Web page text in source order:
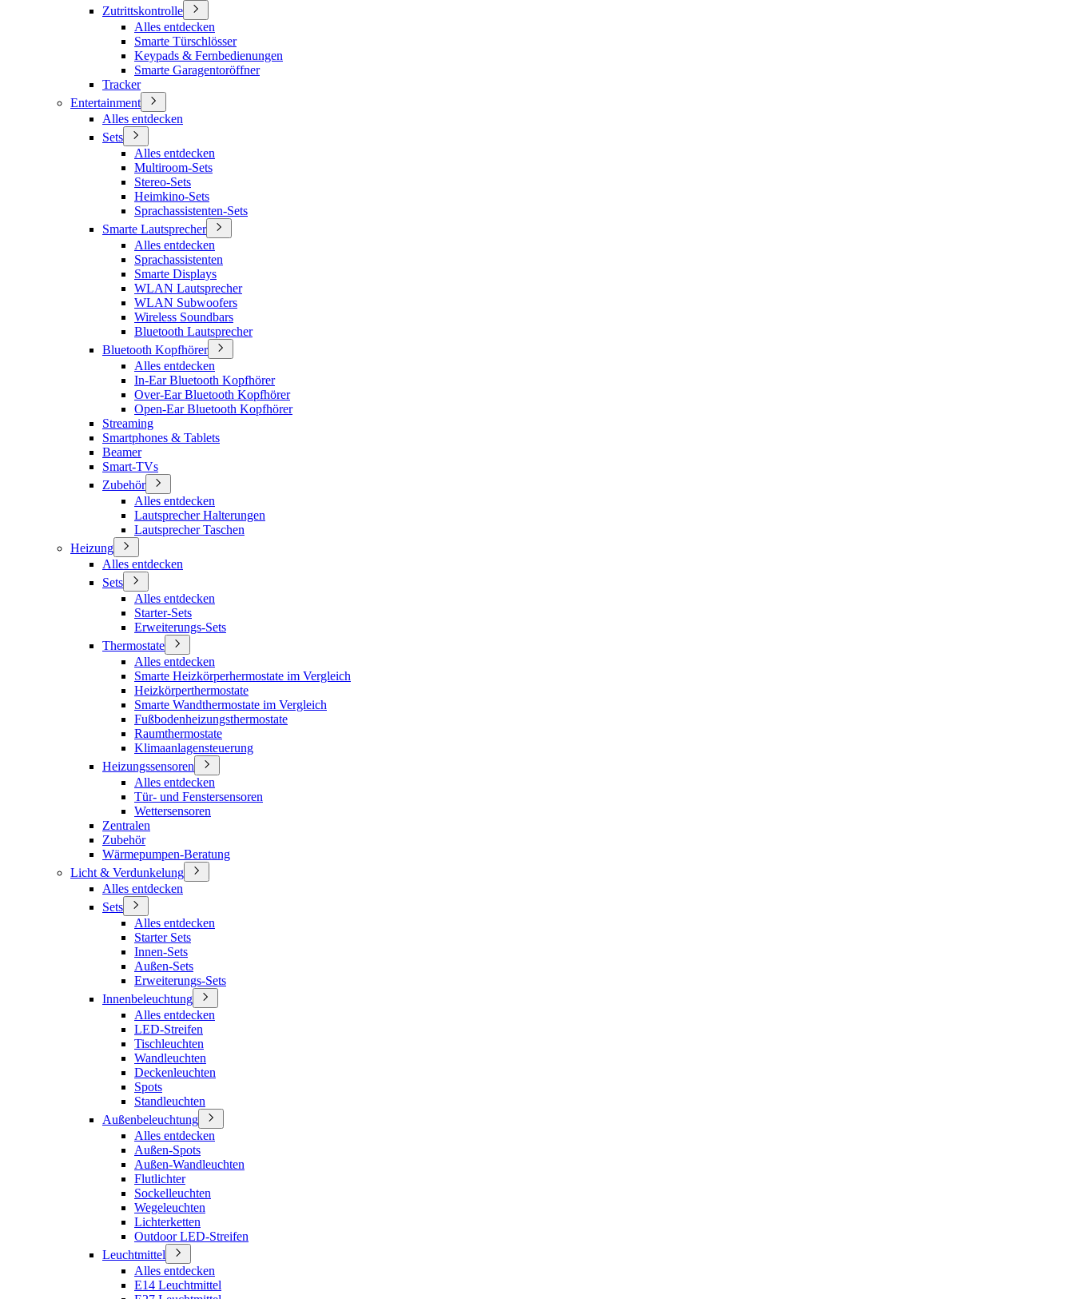
Zutrittskontrolle
Alles entdecken
Smarte Türschlösser
Keypads & Fernbedienungen
Smarte Garagentoröffner
Tracker
Entertainment
Alles entdecken
Sets
Alles entdecken
Multiroom-Sets
Stereo-Sets
Heimkino-Sets
Sprachassistenten-Sets
Smarte Lautsprecher
Alles entdecken
Sprachassistenten
Smarte Displays
WLAN Lautsprecher
WLAN Subwoofers
Wireless Soundbars
Bluetooth Lautsprecher
Bluetooth Kopfhörer
Alles entdecken
In-Ear Bluetooth Kopfhörer
Over-Ear Bluetooth Kopfhörer
Open-Ear Bluetooth Kopfhörer
Streaming
Smartphones & Tablets
Beamer
Smart-TVs
Zubehör
Alles entdecken
Lautsprecher Halterungen
Lautsprecher Taschen
Heizung
Alles entdecken
Sets
Alles entdecken
Starter-Sets
Erweiterungs-Sets
Thermostate
Alles entdecken
Smarte Heizkörperhermostate im Vergleich
Heizkörperthermostate
Smarte Wandthermostate im Vergleich
Fußbodenheizungsthermostate
Raumthermostate
Klimaanlagensteuerung
Heizungssensoren
Alles entdecken
Tür- und Fenstersensoren
Wettersensoren
Zentralen
Zubehör
Wärmepumpen-Beratung
Licht & Verdunkelung
Alles entdecken
Sets
Alles entdecken
Starter Sets
Innen-Sets
Außen-Sets
Erweiterungs-Sets
Innenbeleuchtung
Alles entdecken
LED-Streifen
Tischleuchten
Wandleuchten
Deckenleuchten
Spots
Standleuchten
Außenbeleuchtung
Alles entdecken
Außen-Spots
Außen-Wandleuchten
Flutlichter
Sockelleuchten
Wegeleuchten
Lichterketten
Outdoor LED-Streifen
Leuchtmittel
Alles entdecken
E14 Leuchtmittel